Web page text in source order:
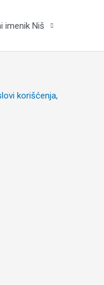
imenik Niš
korišćenja,